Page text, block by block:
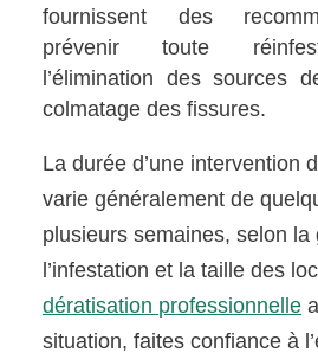
fournissent des
prévenir toute
l’élimination des sources
colmatage des fissures.
La durée d’une intervention
varie généralement de
plusieurs semaines, selon la
l’infestation et la taille des
dératisation professionnelle
situation, faites confiance à